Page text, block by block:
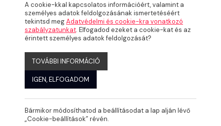
A cookie-kkal kapcsolatos információért, valamint a
személyes adatok feldolgozásának ismertetéséért
tekintsd megAdatvédelmi és cookie-kra vonatkozó
szabályzatunkat. Elfogadod ezeket a cookie-kat és az
érintett személyes adatok feldolgozását?
TOVÁBBI INFORMÁCIÓ
IGEN, ELFOGADOM
Bármikor módosíthatod a beállításodat a lap alján lévő
„Cookie-beállítások” révén.